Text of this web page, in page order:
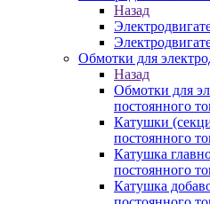
Назад
Обмотки для
Назад
Обмотки для
постоянного
Катушки
постоянного
Катушка
постоянного
Катушка